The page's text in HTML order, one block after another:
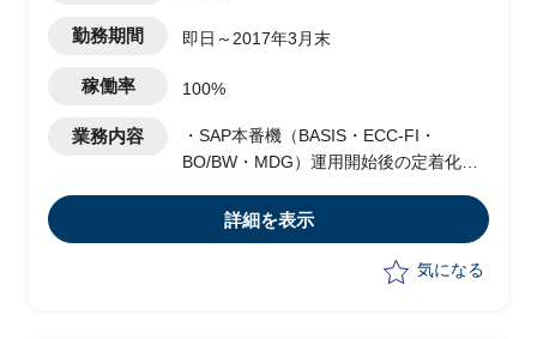
勤務期間 即日～2017年3月末
稼働率 100%
業務内容
・SAP本番機（BASIS・ECC-FI・
BO/BW・MDG）運用開始後の定着化対
・2018年5月のECC-SCM領域の稼働に
向けた、検証機・開発機の立ち上げ/運用
詳細を表示
気になる